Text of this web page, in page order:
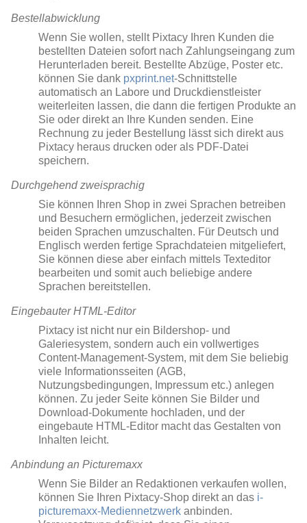
Bestellabwicklung
Wenn Sie wollen, stellt Pixtacy Ihren Kunden die
bestellten Dateien sofort nach Zahlungseingang zum
Herunterladen bereit. Bestellte Abzüge, Poster etc.
können Sie dank pxprint.net-Schnittstelle
automatisch an Labore und Druckdienstleister
weiterleiten lassen, die dann die fertigen Produkte an
Sie oder direkt an Ihre Kunden senden. Eine
Rechnung zu jeder Bestellung lässt sich direkt aus
Pixtacy heraus drucken oder als PDF-Datei
speichern.
Durchgehend zweisprachig
Sie können Ihren Shop in zwei Sprachen betreiben
und Besuchern ermöglichen, jederzeit zwischen
beiden Sprachen umzuschalten. Für Deutsch und
Englisch werden fertige Sprachdateien mitgeliefert,
Sie können diese aber einfach mittels Texteditor
bearbeiten und somit auch beliebige andere
Sprachen bereitstellen.
Eingebauter HTML-Editor
Pixtacy ist nicht nur ein Bildershop- und
Galeriesystem, sondern auch ein vollwertiges
Content-Management-System, mit dem Sie beliebig
viele Informationsseiten (AGB,
Nutzungsbedingungen, Impressum etc.) anlegen
können. Zu jeder Seite können Sie Bilder und
Download-Dokumente hochladen, und der
eingebaute HTML-Editor macht das Gestalten von
Inhalten leicht.
Anbindung an Picturemaxx
Wenn Sie Bilder an Redaktionen verkaufen wollen,
können Sie Ihren Pixtacy-Shop direkt an das i-
picturemaxx-Mediennetzwerk anbinden.